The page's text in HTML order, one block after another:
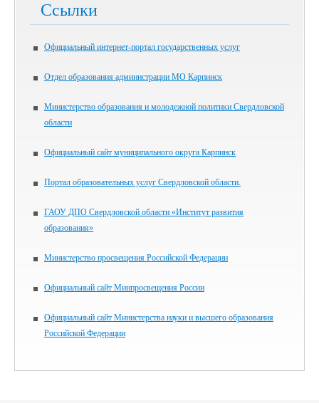
Ссылки
Официальный интернет-портал государственных услуг
Отдел образования администрации МО Карпинск
Министерство образования и молодежной политики Свердловской
области
Официальный сайт муниципального округа Карпинск
Портал образовательных услуг Свердловской области.
ГАОУ ДПО Свердловской области «Институт развития
образования»
Министерство просвещения Российской Федерации
Официальный сайт Минпросвещения России
Официальный сайт Министерства науки и высшего образования
Российской Федерации